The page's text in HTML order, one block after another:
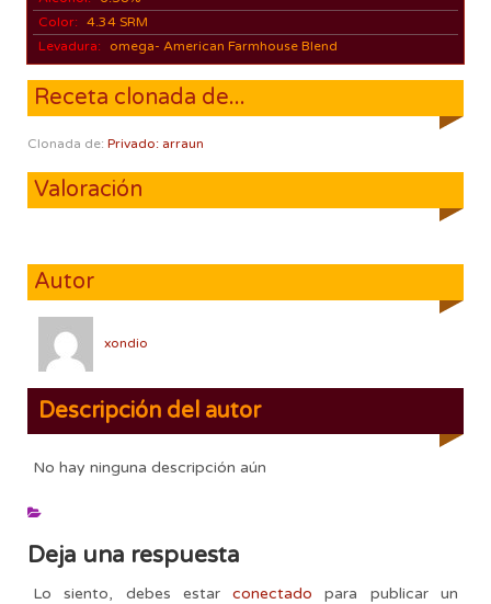
Color: 4.34 SRM
Levadura:
omega- American Farmhouse Blend
Receta clonada de...
Clonada de: Privado: arraun
Valoración
Autor
xondio
Descripción del autor
No hay ninguna descripción aún
Deja una respuesta
Lo siento, debes estarconectado para publicar un